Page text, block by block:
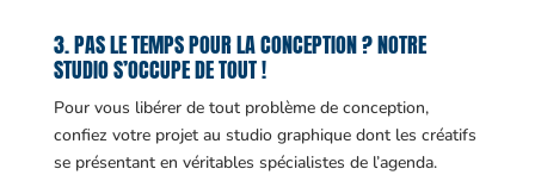
3. PAS LE TEMPS POUR LA CONCEPTION ? NOTRE
STUDIO S’OCCUPE DE TOUT !
Pour vous libérer de tout problème de conception,
confiez votre projet au studio graphique dont les créatifs
se présentant en véritables spécialistes de l’agenda.